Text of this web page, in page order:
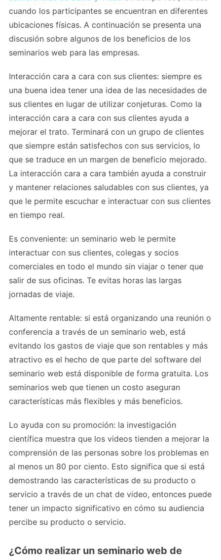
cuando los participantes se encuentran en diferentes
ubicaciones físicas. A continuación se presenta una
discusión sobre algunos de los beneficios de los
seminarios web para las empresas.
Interacción cara a cara con sus clientes: siempre es
una buena idea tener una idea de las necesidades de
sus clientes en lugar de utilizar conjeturas. Como la
interacción cara a cara con sus clientes ayuda a
mejorar el trato. Terminará con un grupo de clientes
que siempre están satisfechos con sus servicios, lo
que se traduce en un margen de beneficio mejorado.
La interacción cara a cara también ayuda a construir
y mantener relaciones saludables con sus clientes, ya
que le permite escuchar e interactuar con sus clientes
en tiempo real.
Es conveniente: un seminario web le permite
interactuar con sus clientes, colegas y socios
comerciales en todo el mundo sin viajar o tener que
salir de sus oficinas. Te evitas horas las largas
jornadas de viaje.
Altamente rentable: si está organizando una reunión o
conferencia a través de un seminario web, está
evitando los gastos de viaje que son rentables y más
atractivo es el hecho de que parte del software del
seminario web está disponible de forma gratuita. Los
seminarios web que tienen un costo aseguran
características más flexibles y más beneficios.
Lo ayuda con su promoción: la investigación
científica muestra que los videos tienden a mejorar la
comprensión de las personas sobre los problemas en
al menos un 80 por ciento. Esto significa que si está
demostrando las características de su producto o
servicio a través de un chat de video, entonces puede
tener un impacto significativo en cómo su audiencia
percibe su producto o servicio.
¿Cómo realizar un seminario web de